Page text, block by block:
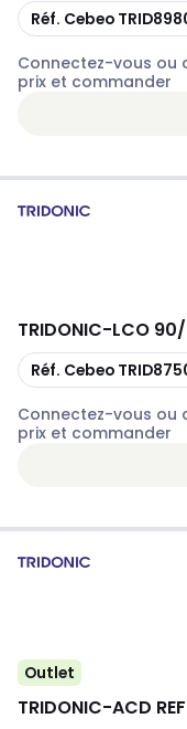
Copier
Réf. Cebeo
Connectez-vous ou
prix et commander
TRIDONIC-LCO
Copier
Réf. Cebeo
Connectez-vous ou
prix et commander
Outlet
TRIDONIC-ACD